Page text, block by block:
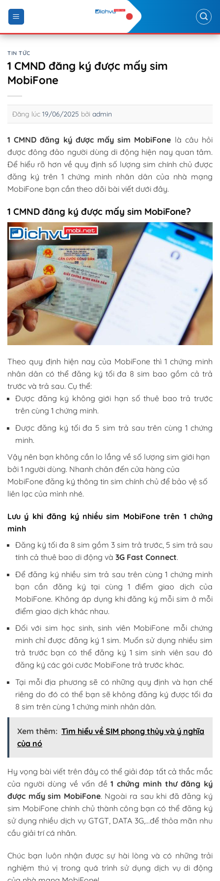
content
TIN TỨC
1 CMND đăng ký được mấy sim
MobiFone
Đăng lúc 19/06/2025 bởi admin
1 CMND đăng ký được mấy sim MobiFone là câu hỏi
được đông đảo người dùng di động hiện nay quan tâm.
Để hiểu rõ hơn về quy định số lượng sim chính chủ được
đăng ký trên 1 chứng minh nhân dân của nhà mạng
MobiFone bạn cần theo dõi bài viết dưới đây.
1 CMND đăng ký được mấy sim MobiFone?
Theo quy định hiện nay của MobiFone thì 1 chứng minh
nhân dân có thể đăng ký tối đa 8 sim bao gồm cả trả
trước và trả sau. Cụ thể:
Được đăng ký không giới hạn số thuê bao trả trước
trên cùng 1 chứng minh.
Được đăng ký tối đa 5 sim trả sau trên cùng 1 chứng
minh.
Vậy nên bạn không cần lo lắng về số lượng sim giới hạn
bởi 1 người dùng. Nhanh chân đến cửa hàng của
MobiFone đăng ký thông tin sim chính chủ để bảo vệ số
liên lạc của mình nhé.
Lưu ý khi đăng ký nhiều sim MobiFone trên 1 chứng
minh
Đăng ký tối đa 8 sim gồm 3 sim trả trước, 5 sim trả sau
tính cả thuê bao di động và 3G Fast Connect.
Để đăng ký nhiều sim trả sau trên cùng 1 chứng minh
bạn cần đăng ký tại cùng 1 điểm giao dịch của
MobiFone. Không áp dụng khi đăng ký mỗi sim ở mỗi
điểm giao dịch khác nhau.
Đối với sim học sinh, sinh viên MobiFone mỗi chứng
minh chỉ được đăng ký 1 sim. Muốn sử dụng nhiều sim
trả trước bạn có thể đăng ký 1 sim sinh viên sau đó
đăng ký các gói cước MobiFone trả trước khác.
Tại mỗi địa phương sẽ có những quy định và hạn chế
riêng do đó có thể bạn sẽ không đăng ký được tối đa
8 sim trên cùng 1 chứng minh nhân dân.
Xem thêm: Tìm hiểu về SIM phong thủy và ý nghĩa
của nó
Hy vọng bài viết trên đây có thể giải đáp tất cả thắc mắc
của người dùng về vấn đề1 chứng minh thư đăng ký
được mấy sim MobiFone. Ngoài ra sau khi đã đăng ký
sim MobiFone chính chủ thành công bạn có thể đăng ký
sử dụng nhiều dịch vụ GTGT, DATA 3G,…để thỏa mãn nhu
cầu giải trí cá nhân.
Chúc bạn luôn nhận được sự hài lòng và có những trải
nghiệm thú vị trong quá trình sử dụng dịch vụ di động